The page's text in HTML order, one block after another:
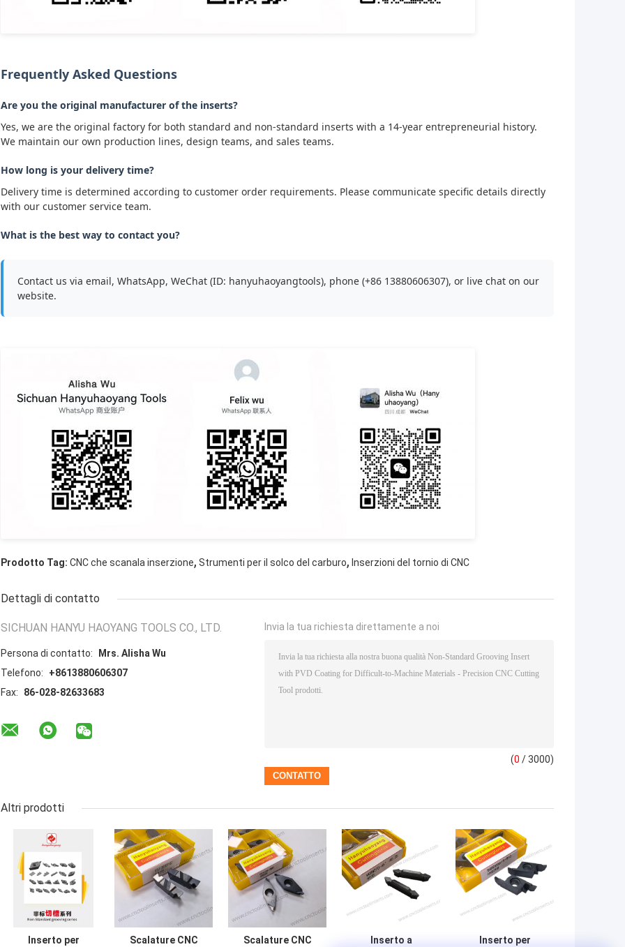
Frequently Asked Questions
Are you the original manufacturer of the inserts?
Yes, we are the original factory for both standard and non-standard inserts with a 14-year entrepreneurial history.
We maintain our own production lines, design teams, and sales teams.
How long is your delivery time?
Delivery time is determined according to customer order requirements. Please communicate specific details directly
with our customer service team.
What is the best way to contact you?
Contact us via email, WhatsApp, WeChat (ID: hanyuhaoyangtools), phone (+86 13880606307), or live chat on our
website.
Prodotto Tag: CNC che scanala inserzione, Strumenti per il solco del carburo, Inserzioni del tornio di CNC
Dettagli di contatto
SICHUAN HANYU HAOYANG TOOLS CO., LTD.
Persona di contatto:
Mrs. Alisha Wu
Telefono:
+8613880606307
Fax:
86-028-82633683
Invia la tua richiesta direttamente a noi
(0 / 3000)
Altri prodotti
Inserto per Scalature CNC Scalature CNC Inserto a Inserto per